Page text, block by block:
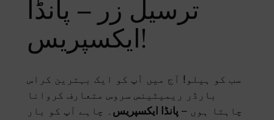
ترسیل زر – پانڈا
ایکسپریس!
سب کو ہیلو! آج میں آپ کو ایک بہترین کراس
بارڈر ریمیٹینس سروس متعارف کروانا
چاہتا ہوں – پانڈا ایکسپریس ۔ چاہے آپ کو بار